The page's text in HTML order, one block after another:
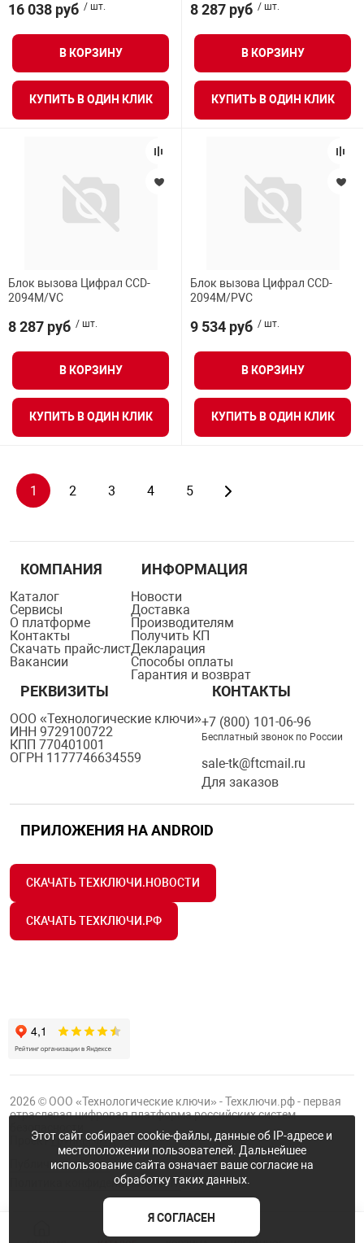
16 038 руб / шт.
В КОРЗИНУ
КУПИТЬ В ОДИН КЛИК
8 287 руб / шт.
В КОРЗИНУ
КУПИТЬ В ОДИН КЛИК
Блок вызова Цифрал CCD-
2094М/VC
8 287 руб / шт.
В КОРЗИНУ
КУПИТЬ В ОДИН КЛИК
Блок вызова Цифрал CCD-
2094М/PVC
9 534 руб / шт.
В КОРЗИНУ
КУПИТЬ В ОДИН КЛИК
1 2 3 4 5
КОМПАНИЯ
Каталог
Сервисы
О платформе
Контакты
Скачать прайс-лист
Вакансии
ИНФОРМАЦИЯ
Новости
Доставка
Производителям
Получить КП
Декларация
Способы оплаты
Гарантия и возврат
РЕКВИЗИТЫ
ООО «Технологические ключи»
ИНН 9729100722
КПП 770401001
ОГРН 1177746634559
КОНТАКТЫ
+7 (800) 101-06-96
Бесплатный звонок по России
sale-tk@ftcmail.ru
Для заказов
ПРИЛОЖЕНИЯ НА ANDROID
СКАЧАТЬ ТЕХКЛЮЧИ.НОВОСТИ
СКАЧАТЬ ТЕХКЛЮЧИ.РФ
2026 © ООО «Технологические ключи» - Техключи.рф - первая
отраслевая цифровая платформа российских систем
ПроектГруппы ФТК
Публичная оферта
Политика конфиденциальности
Этот сайт собирает cookie-файлы, данные об IP-адресе и
местоположении пользователей. Дальнейшее
использование сайта означает ваше согласие на
обработку таких данных.
Я СОГЛАСЕН